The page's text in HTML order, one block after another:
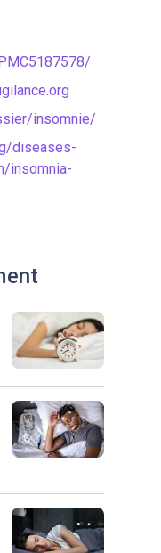
insomnie/
diseases-
insomnia-